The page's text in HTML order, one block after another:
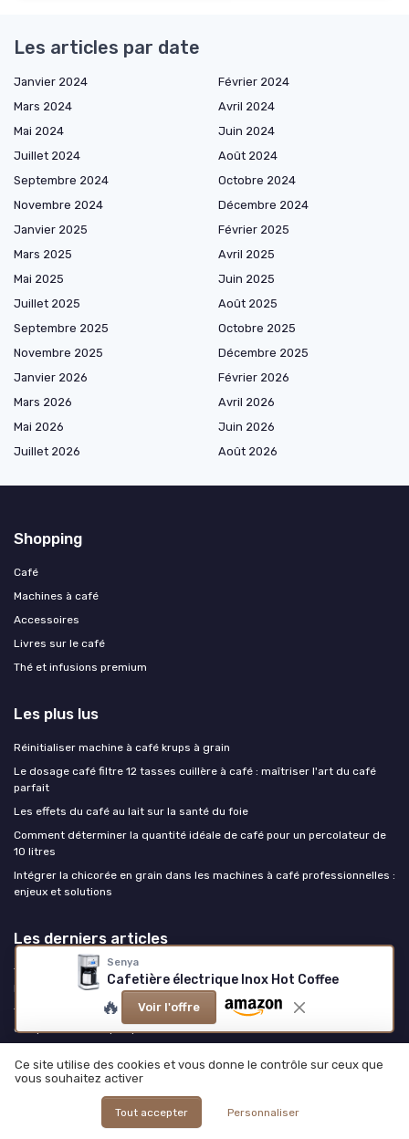
Senya
Cafetière électrique Inox Hot Coffee
🔥 Voir l'offre
Les articles par date
Janvier 2024
Février 2024
Mars 2024
Avril 2024
Mai 2024
Juin 2024
Juillet 2024
Août 2024
Septembre 2024
Octobre 2024
Novembre 2024
Décembre 2024
Janvier 2025
Février 2025
Mars 2025
Avril 2025
Mai 2025
Juin 2025
Juillet 2025
Août 2025
Septembre 2025
Octobre 2025
Novembre 2025
Décembre 2025
Janvier 2026
Février 2026
Mars 2026
Avril 2026
Mai 2026
Juin 2026
Juillet 2026
Août 2026
Shopping
Café
Machines à café
Accessoires
Livres sur le café
Thé et infusions premium
Les plus lus
Réinitialiser machine à café krups à grain
Le dosage café filtre 12 tasses cuillère à café : maîtriser l'art du café
parfait
Les effets du café au lait sur la santé du foie
Comment déterminer la quantité idéale de café pour un percolateur de
10 litres
Intégrer la chicorée en grain dans les machines à café professionnelles :
enjeux et solutions
Les derniers articles
Test Coffee Gator 1L : la cafetière à piston costaude qui remplace enfin
le verre fragile
Test De’Longhi Eletta Explore ECAM452.57.G : la machine à café
complète mais un peu prise de tête
claque annoncée
cafés bien costauds
Test KIRIBIRI Café de spécialité Single Origin : un pack pour découvrir
Ce site utilise des cookies et vous donne le contrôle sur ceux que
vous souhaitez activer
Tout accepter Personnaliser